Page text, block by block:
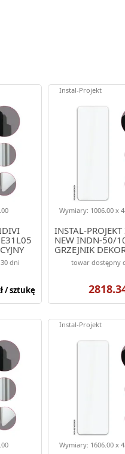
dni
/ sztukę
INSTAL-
NEW INDN-50/
GRZEJNIK
1006/486
(ELEGANTE)
Wymiary: 1006.00 x
Instal-Projekt
towar dostępny
Wymiary: 1606.00 x
Instal-Projekt